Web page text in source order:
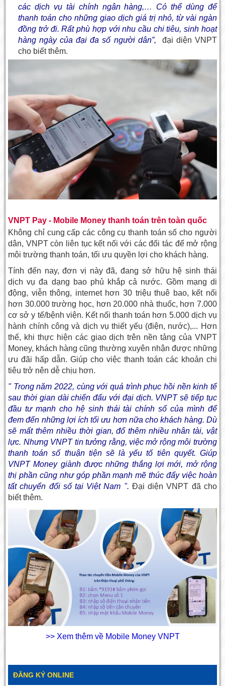
các dịch vụ tài chính ngân hàng,… Có thể dùng để
thanh toán cho những giao dịch giá trị nhỏ, từ vài ngàn
đồng trở đi. Rất phù hợp với nhu cầu chi tiêu, sinh hoạt
hàng ngày của đại đa số người dân”,
đại diện VNPT
cho biết thêm.
VNPT Pay - Mobile Money thanh toán trên toàn quốc
Không chỉ cung cấp các công cụ thanh toán số cho người
dân, VNPT còn liên tục kết nối với các đối tác để mở rộng
môi trường thanh toán, tối ưu quyền lợi cho khách hàng.
Tính đến nay, đơn vị này đã, đang sở hữu hệ sinh thái
dịch vụ đa dạng bao phủ khắp cả nước. Gồm mạng di
động, viễn thông, internet hơn 30 triệu thuê bao, kết nối
hơn 30.000 trường học, hơn 20.000 nhà thuốc, hơn 7.000
cơ sở y tế/bệnh viện. Kết nối thanh toán hơn 5.000 dịch vụ
hành chính công và dịch vụ thiết yếu (điện, nước),... Hơn
thế, khi thực hiện các giao dịch trên nền tảng của VNPT
Money, khách hàng cũng thường xuyên nhận được những
ưu đãi hấp dẫn. Giúp cho việc thanh toán các khoản chi
tiêu trở nên dễ chịu hơn.
" Trong năm 2022, cùng với quá trình phục hồi nền kinh tế
sau thời gian dài chiến đấu với đại dịch. VNPT sẽ tiếp tục
đầu tư mạnh cho hệ sinh thái tài chính số của mình để
đem đến những lợi ích tối ưu hơn nữa cho khách hàng. Dù
sẽ mất thêm nhiều thời gian, đổ thêm nhiều nhân tài, vật
lực. Nhưng VNPT tin tưởng rằng, việc mở rộng môi trường
thanh toán số thuận tiện sẽ là yếu tố tiên quyết. Giúp
VNPT Money giành được những thắng lợi mới, mở rộng
thị phần cũng như góp phần mạnh mẽ thúc đẩy việc hoàn
tất chuyển đổi số tại Việt Nam ". Đại diện VNPT đã cho
biết thêm.
>> Xem thêm về Mobile Money VNPT
ĐĂNG KÝ ONLINE